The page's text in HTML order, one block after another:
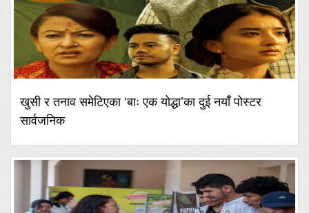
खुसी र तनाव समेटिएका ‘बाः एक योद्धा’का दुई नयाँ पोस्टर
सार्वजनिक